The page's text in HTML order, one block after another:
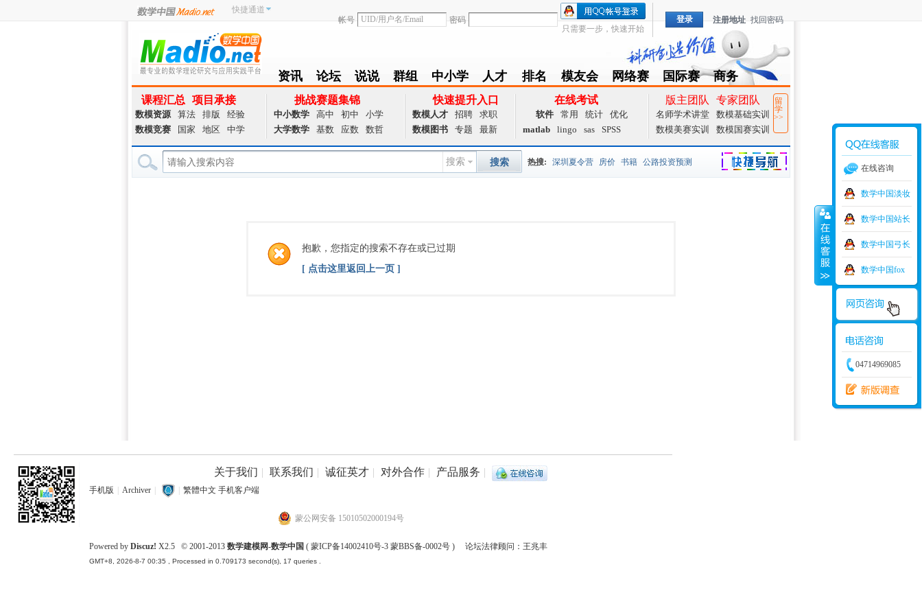
快捷通道
帐号
密码
只需要一步，快速开始
登录 注册地址 找回密码
资讯
NEWS
论坛
BBS
说说
Follow
群组
group
中小学
zxx
人才
achieve
排名
Ranklist
模友会
Club
网络赛
TZMCM
国际赛
CAMCM
商务
Special
课程汇总 项目承接
数模资源 算法 排版
经验
数模竞赛
国家 地区 中学
挑战赛题集锦
中小数学 高中 初中
小学
大学数学
基数 应数 数哲
快速提升入口
数模人才 招聘
求职
数模图书
专题 最新
在线考试
软件 常用 统计
优化
matlab
lingo sas SPSS
版主团队 专家团队
名师学术讲堂
数模基础实训
数模美赛实训
数模国赛实训
留
学
>>
捷导航
搜索 搜索 热搜: 深圳夏令营 房价 书籍 公路投资预测
抱歉，您指定的搜索不存在或已过期
[ 点击这里返回上一页 ]
在线咨询
数学中国淡妆
数学中国站长
数学中国弓长
数学中国fox
04714969085
关于我们 | 联系我们 | 诚征英才 | 对外合作 | 产品服务 |
手机版 Archiver 繁體中文 手机客户端
蒙公网安备 15010502000194号
Powered by Discuz! X2.5 © 2001-2013 数学建模网-数学中国 ( 蒙ICP备14002410号-3 蒙BBS备-0002号 ) 论坛法律顾问：王兆丰
GMT+8, 2026-8-7 00:35 , Processed in 0.709173 second(s), 17 queries .